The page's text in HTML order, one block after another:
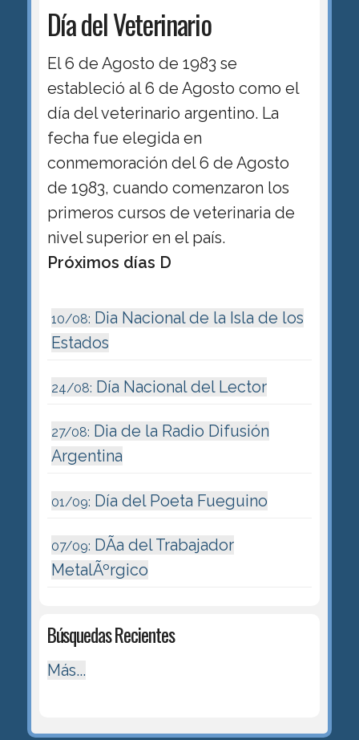
Día del Veterinario
El 6 de Agosto de 1983 se
estableció al 6 de Agosto como el
día del veterinario argentino. La
fecha fue elegida en
conmemoración del 6 de Agosto
de 1983, cuando comenzaron los
primeros cursos de veterinaria de
nivel superior en el país.
Próximos días D
10/08: Dia Nacional de la Isla de los
Estados
24/08: Día Nacional del Lector
27/08: Dia de la Radio Difusión
Argentina
01/09: Día del Poeta Fueguino
07/09: DÃ­a del Trabajador
MetalÃºrgico
Búsquedas Recientes
Más...